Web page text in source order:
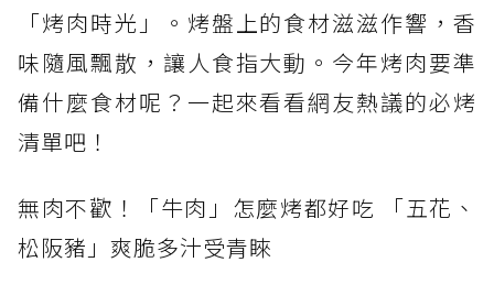
「烤肉時光」。烤盤上的食材滋滋作響，香
味隨風飄散，讓人食指大動。今年烤肉要準
備什麼食材呢？一起來看看網友熱議的必烤
清單吧！
無肉不歡！「牛肉」怎麼烤都好吃 「五花、
松阪豬」爽脆多汁受青睞